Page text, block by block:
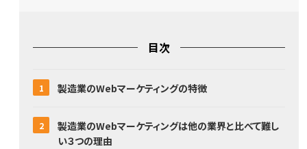
目次
製造業のWebマーケティングの特徴
製造業のWebマーケティングは他の業界と比べて難し
い３つの理由